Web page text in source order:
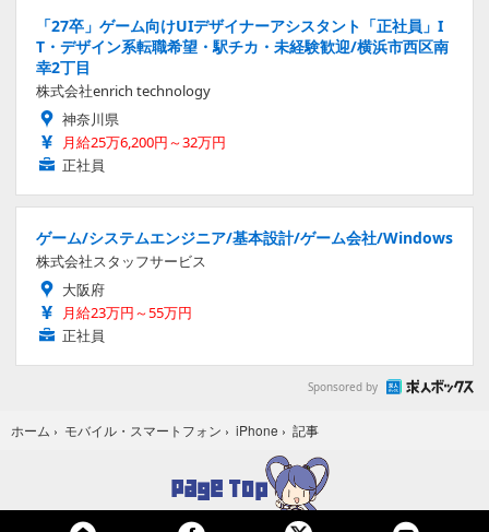
「27卒」ゲーム向けUIデザイナーアシスタント「正社員」I
T・デザイン系転職希望・駅チカ・未経験歓迎/横浜市西区南
幸2丁目
株式会社enrich technology
神奈川県
月給25万6,200円～32万円
正社員
ゲーム/システムエンジニア/基本設計/ゲーム会社/Windows
株式会社スタッフサービス
大阪府
月給23万円～55万円
正社員
Sponsored by
ホーム › モバイル・スマートフォン › iPhone › 記事